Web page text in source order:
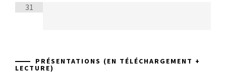
31
PRÉSENTATIONS (EN TÉLÉCHARGEMENT +
LECTURE)